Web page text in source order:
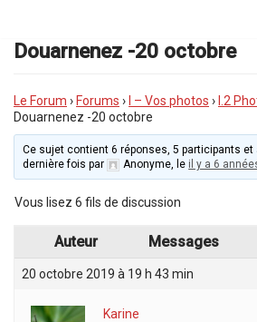
au
contenu
Douarnenez -20 octobre
Le Forum › Forums › I – Vos photos › I.2
Douarnenez -20 octobre
Ce sujet contient 6 réponses, 5 participants et
dernière fois par
Anonyme, le il y a 6
Vous lisez 6 fils de discussion
Auteur Messages
20 octobre 2019 à 19 h 43 min
Karine